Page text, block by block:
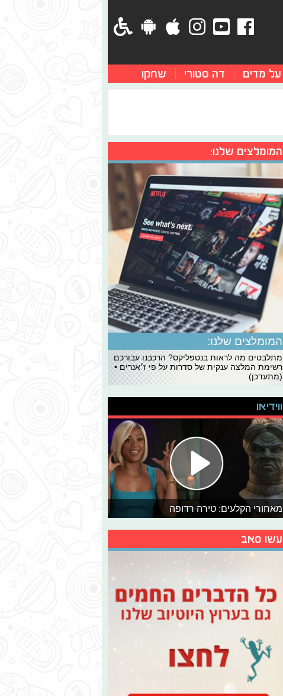
על מדים דה סטורי שחקו
המומלצים שלנו:
המומלצים שלנו:
מתלבטים מה לראות בנטפליקס? הרכבנו עבורכם
רשימת המלצה ענקית של סדרות על פי ז׳אנרים •
(מתעדכן)
ווידיאו
מאחורי הקלעים: טירה רדופה
עשו סאב